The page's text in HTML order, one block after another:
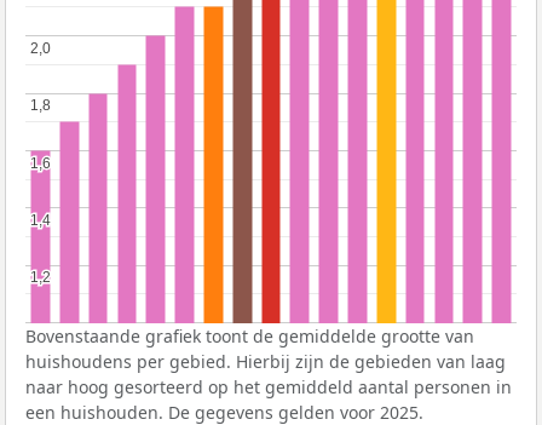
1,2
1,2
1,4
1,4
1,6
1,6
1,8
1,8
2,0
2,0
Bovenstaande grafiek toont de gemiddelde grootte van
huishoudens per gebied. Hierbij zijn de gebieden van laag
naar hoog gesorteerd op het gemiddeld aantal personen in
een huishouden. De gegevens gelden voor 2025.